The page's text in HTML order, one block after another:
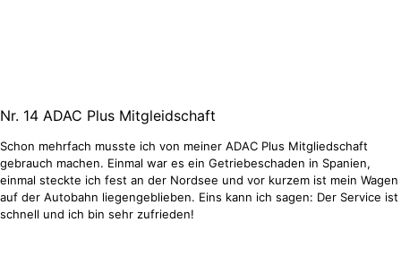
Nr. 14 ADAC Plus Mitgleidschaft
Schon mehrfach musste ich von meiner ADAC Plus Mitgliedschaft
gebrauch machen. Einmal war es ein Getriebeschaden in Spanien,
einmal steckte ich fest an der Nordsee und vor kurzem ist mein Wagen
auf der Autobahn liegengeblieben. Eins kann ich sagen: Der Service ist
schnell und ich bin sehr zufrieden!